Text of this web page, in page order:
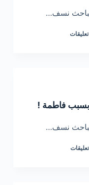
نسف…
بسبب فاطمة !
نسف…